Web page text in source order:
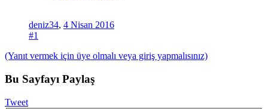
deniz34, 4 Nisan 2016
#1
(Yanıt vermek için üye olmalı veya giriş yapmalısınız)
Bu Sayfayı Paylaş
Tweet